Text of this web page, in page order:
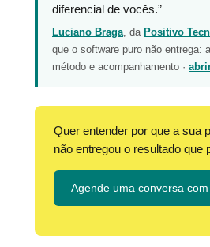
diferencial de vocês.”
Luciano Braga , da Positivo
que o software puro não entrega:
método e acompanhamento ·
Quer entender por que a sua
não entregou o resultado que
Agende uma conversa